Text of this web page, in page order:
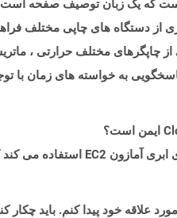
چاپگرهای مختلف حرارتی ،